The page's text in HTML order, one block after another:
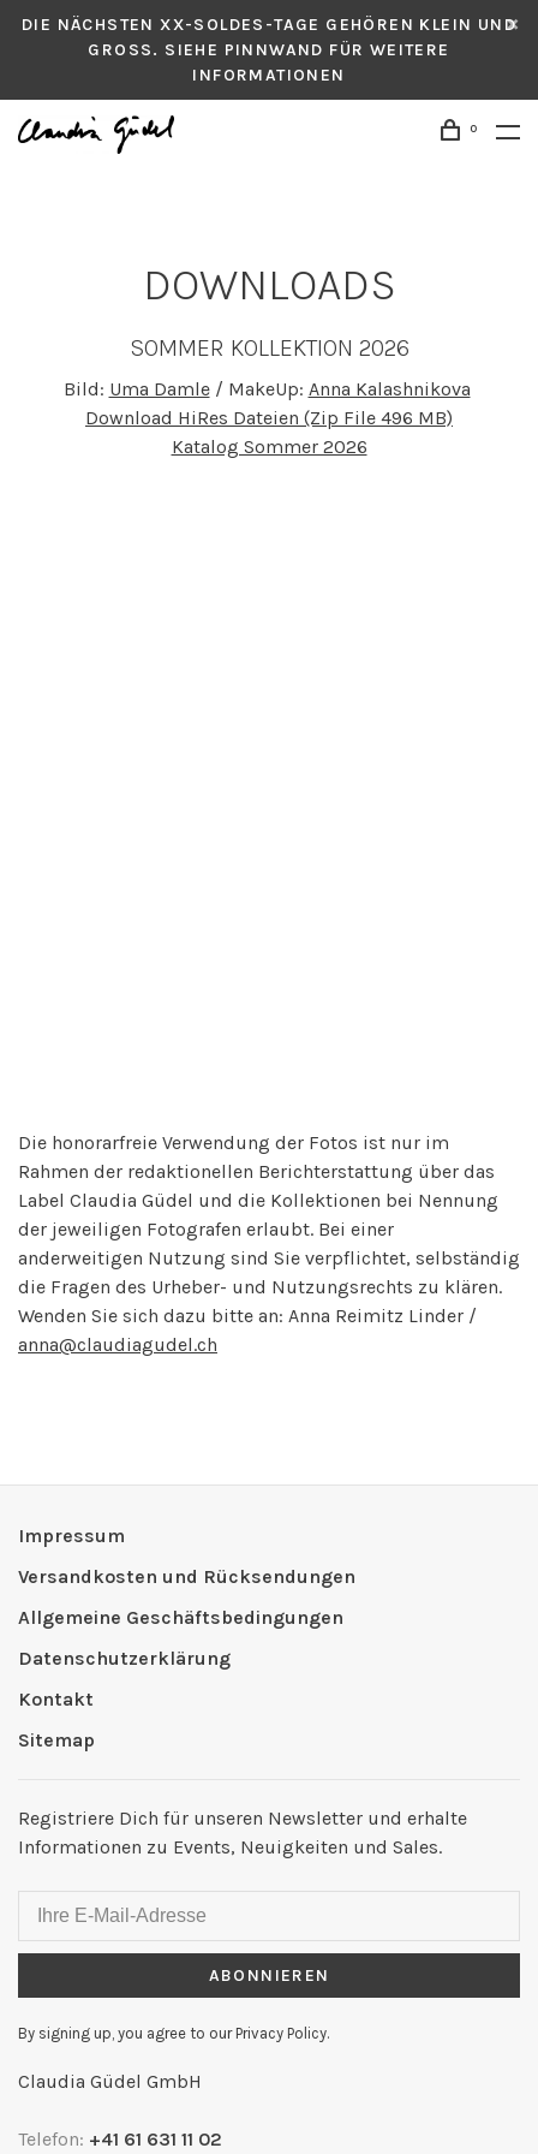
DIE NÄCHSTEN XX-SOLDES-TAGE GEHÖREN KLEIN UND
GROSS. SIEHE PINNWAND FÜR WEITERE
INFORMATIONEN
0
DOWNLOADS
SOMMER KOLLEKTION 2026
Bild: Uma Damle/ MakeUp: Anna Kalashnikova
Download HiRes Dateien (Zip File 496 MB)
Katalog Sommer 2026
Die honorarfreie Verwendung der Fotos ist nur im
Rahmen der redaktionellen Berichterstattung über das
Label Claudia Güdel und die Kollektionen bei Nennung
der jeweiligen Fotografen erlaubt. Bei einer
anderweitigen Nutzung sind Sie verpflichtet, selbständig
die Fragen des Urheber- und Nutzungsrechts zu klären.
Wenden Sie sich dazu bitte an: Anna Reimitz Linder /
anna@claudiagudel.ch
Impressum
Versandkosten und Rücksendungen
Allgemeine Geschäftsbedingungen
Datenschutzerklärung
Kontakt
Sitemap
Registriere Dich für unseren Newsletter und erhalte
Informationen zu Events, Neuigkeiten und Sales.
ABONNIEREN
By signing up, you agree to our Privacy Policy.
Claudia Güdel GmbH
Telefon: +41 61 631 11 02